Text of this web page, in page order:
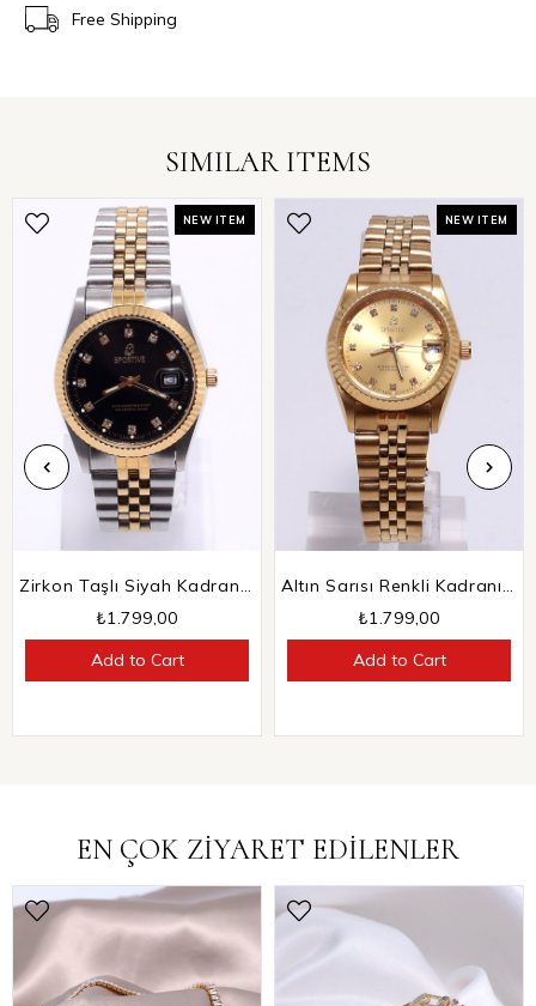
Free Shipping
SIMILAR ITEMS
Zirkon Taşlı Siyah Kadranlı Altın Sarısı Detaylı Çelik Saat
₺1.799,00
Add to Cart
NEW ITEM
Altın Sarısı Renkli Kadranı Altın Sarısı Çelik Saat
₺1.799,00
Add to Cart
NEW ITEM
EN ÇOK ZİYARET EDİLENLER